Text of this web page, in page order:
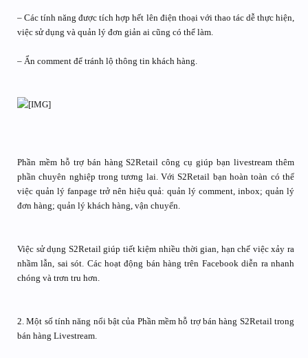
– Các tính năng được tích hợp hết lên điện thoại với thao tác dễ thực hiện,
việc sử dụng và quản lý đơn giản ai cũng có thể làm.
– Ẩn comment để tránh lộ thông tin khách hàng.
Phần mềm hỗ trợ bán hàng S2Retail công cụ giúp bạn livestream thêm
phần chuyên nghiệp trong tương lai. Với S2Retail bạn hoàn toàn có thể
việc quản lý fanpage trở nên hiệu quả: quản lý comment, inbox; quản lý
đơn hàng; quản lý khách hàng, vận chuyển.
Việc sử dụng S2Retail giúp tiết kiệm nhiều thời gian, hạn chế việc xảy ra
nhầm lẫn, sai sót. Các hoạt động bán hàng trên Facebook diễn ra nhanh
chóng và trơn tru hơn.
2. Một số tính năng nổi bật của Phần mềm hỗ trợ bán hàng S2Retail trong
bán hàng Livestream.